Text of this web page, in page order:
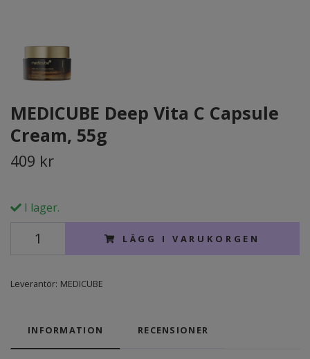
MEDICUBE Deep Vita C Capsule
Cream, 55g
409 kr
I lager.
LÄGG I VARUKORGEN
Leverantör: MEDICUBE
INFORMATION RECENSIONER